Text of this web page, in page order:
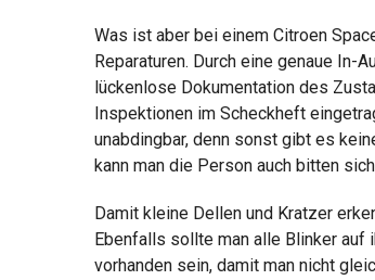
Was ist aber bei einem Citroen
Reparaturen. Durch eine genaue In-
lückenlose Dokumentation des
Inspektionen im Scheckheft
unabdingbar, denn sonst gibt es
kann man die Person auch bitten
Damit kleine Dellen und Kratzer
Ebenfalls sollte man alle Blinker auf
vorhanden sein, damit man nicht